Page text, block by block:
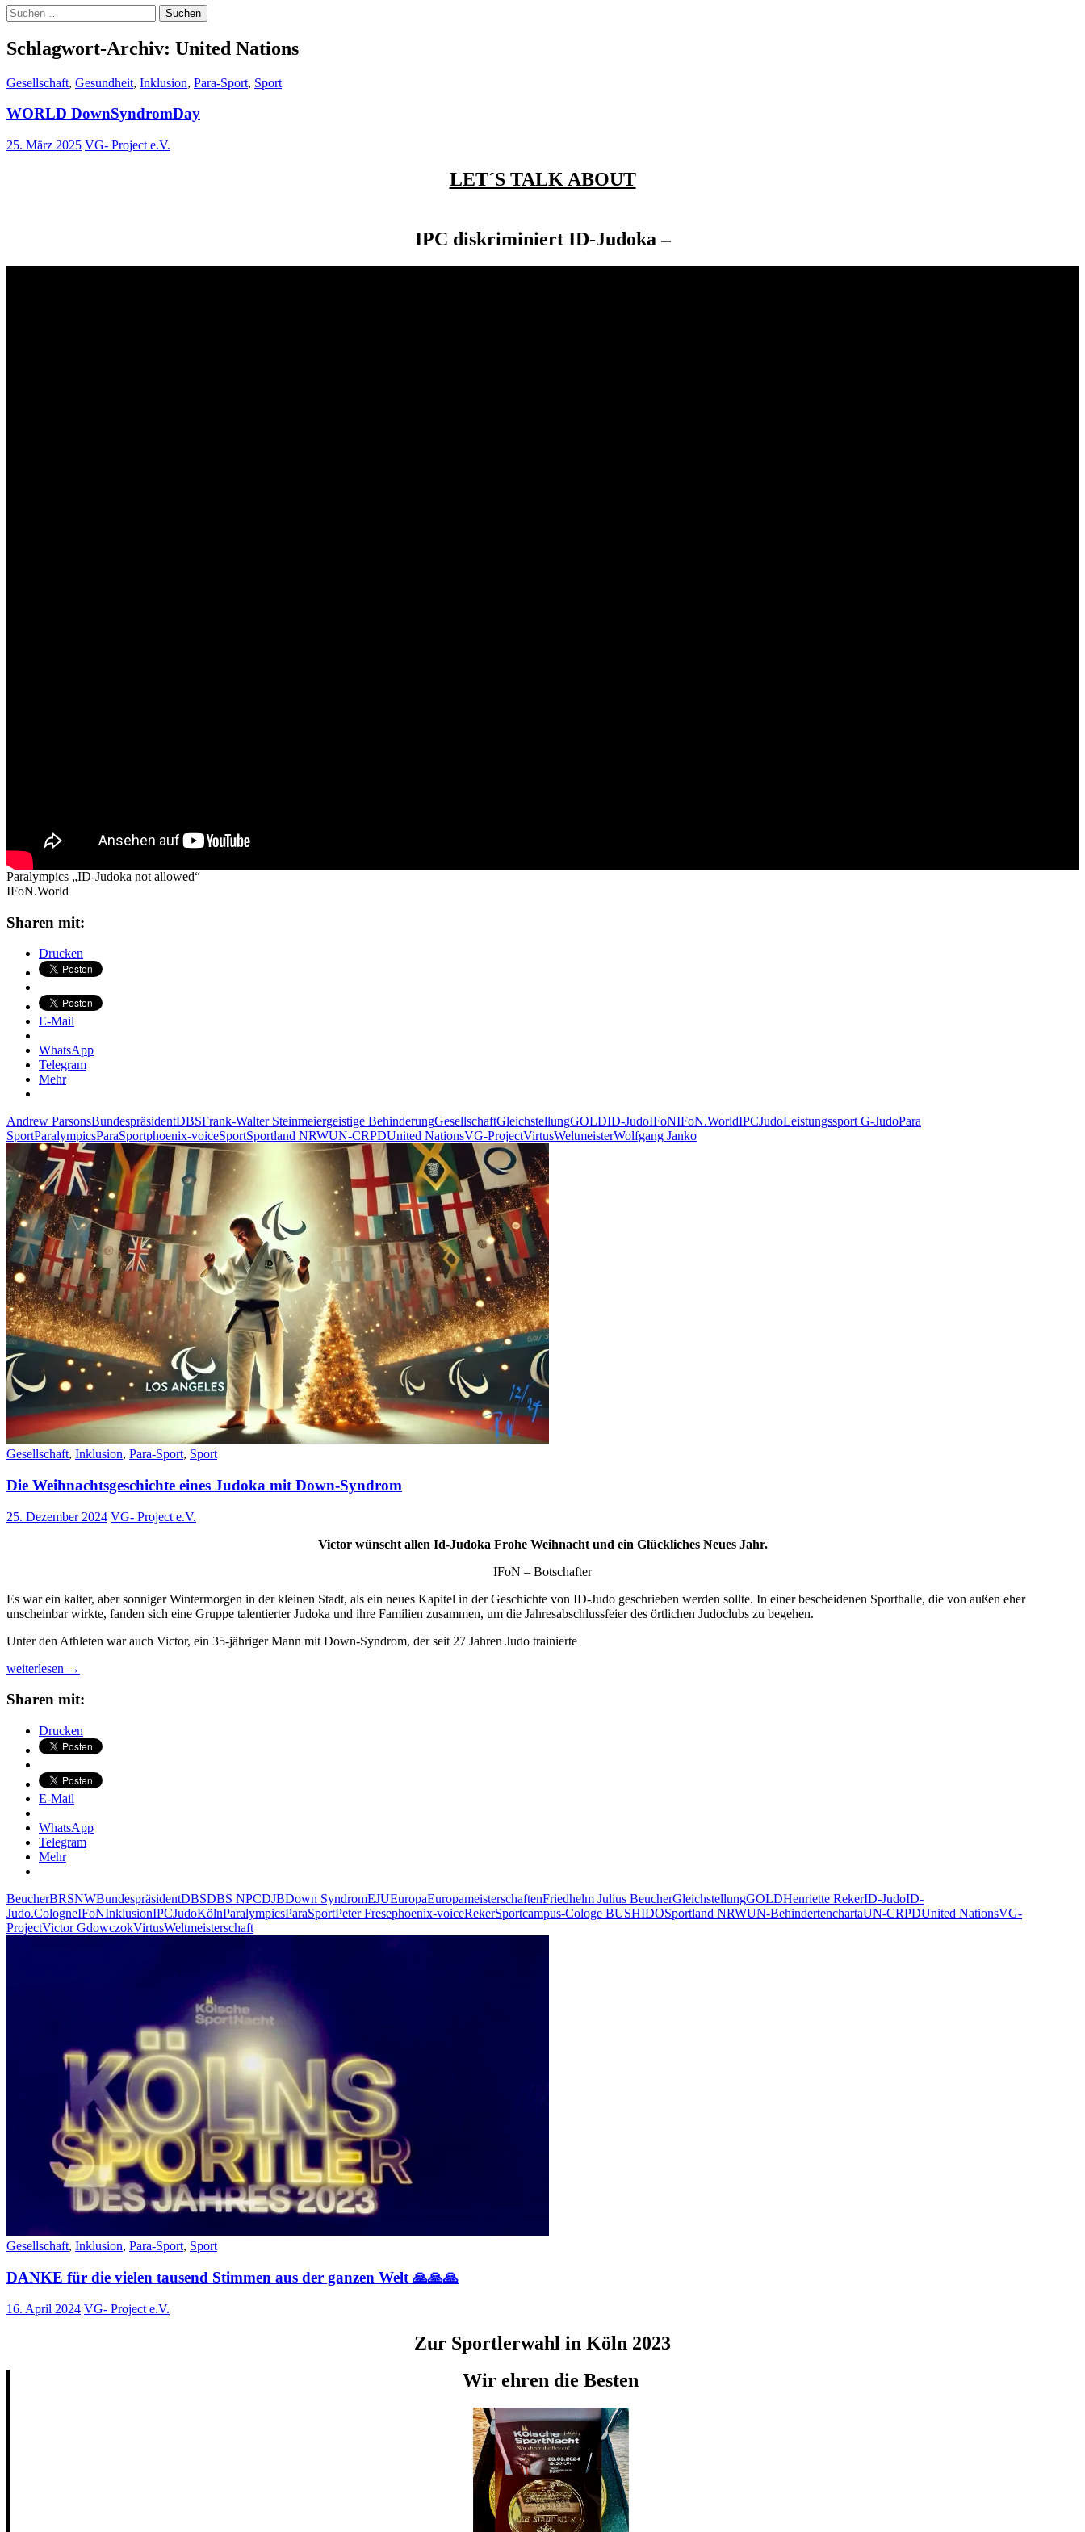
Suchen
nach:
Schlagwort-Archiv: United Nations
Gesellschaft, Gesundheit, Inklusion, Para-Sport, Sport
WORLD DownSyndromDay
25. März 2025 VG- Project e.V.
LET´S TALK ABOUT
IPC diskriminiert ID-Judoka –
Paralympics „ID-Judoka not allowed“
IFoN.World
Sharen mit:
Drucken
E-Mail
WhatsApp
Telegram
Mehr
Andrew ParsonsBundespräsidentDBSFrank-Walter Steinmeiergeistige BehinderungGesellschaftGleichstellungGOLDID-JudoIFoNIFoN.WorldIPCJudoLeistungssport G-JudoPara
SportParalympicsParaSportphoenix-voiceSportSportland NRWUN-CRPDUnited NationsVG-ProjectVirtusWeltmeisterWolfgang Janko
Gesellschaft, Inklusion, Para-Sport, Sport
Die Weihnachtsgeschichte eines Judoka mit Down-Syndrom
25. Dezember 2024 VG- Project e.V.
Victor wünscht allen Id-Judoka Frohe Weihnacht und ein Glückliches Neues Jahr.
IFoN – Botschafter
Es war ein kalter, aber sonniger Wintermorgen in der kleinen Stadt, als ein neues Kapitel in der Geschichte von ID-Judo geschrieben werden sollte. In einer bescheidenen Sporthalle, die von außen eher
unscheinbar wirkte, fanden sich eine Gruppe talentierter Judoka und ihre Familien zusammen, um die Jahresabschlussfeier des örtlichen Judoclubs zu begehen.
Unter den Athleten war auch Victor, ein 35-jähriger Mann mit Down-Syndrom, der seit 27 Jahren Judo trainierte
Die
eines
Down-
Syndrom
weiterlesen →
Sharen mit:
Drucken
E-Mail
WhatsApp
Telegram
Mehr
BeucherBRSNWBundespräsidentDBSDBS NPCDJBDown SyndromEJUEuropaEuropameisterschaftenFriedhelm Julius BeucherGleichstellungGOLDHenriette RekerID-JudoID-
Judo.CologneIFoNInklusionIPCJudoKölnParalympicsParaSportPeter Fresephoenix-voiceRekerSportcampus-Cologe BUSHIDOSportland NRWUN-BehindertenchartaUN-CRPDUnited NationsVG-
ProjectVictor GdowczokVirtusWeltmeisterschaft
Gesellschaft, Inklusion, Para-Sport, Sport
DANKE für die vielen tausend Stimmen aus der ganzen Welt 🙏🙏🙏
16. April 2024 VG- Project e.V.
Zur Sportlerwahl in Köln 2023
Wir ehren die Besten